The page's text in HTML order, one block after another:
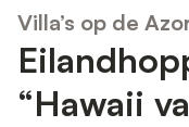
Villa’s op de
“Hawaii